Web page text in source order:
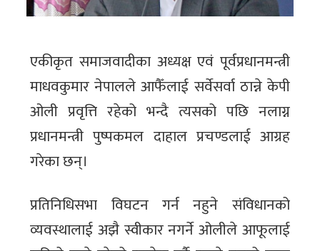
एकीकृत समाजवादीका अध्यक्ष एवं पूर्वप्रधानमन्त्री
माधवकुमार नेपालले आफैँलाई सर्वेसर्वा ठान्ने केपी
ओली प्रवृत्ति रहेको भन्दै त्यसको पछि नलाग्न
प्रधानमन्त्री पुष्पकमल दाहाल प्रचण्डलाई आग्रह
गरेका छन्।
प्रतिनिधिसभा विघटन गर्न नहुने संविधानको
व्यवस्थालाई अझै स्वीकार नगर्ने ओलीले आफूलाई